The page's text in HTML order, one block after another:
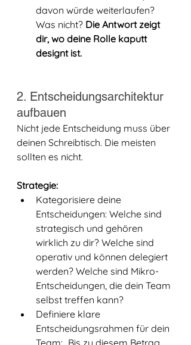
davon würde weiterlaufen?
Was nicht? Die Antwort zeigt
dir, wo deine Rolle kaputt
designt ist.
2. Entscheidungsarchitektur
aufbauen
Nicht jede Entscheidung muss über
deinen Schreibtisch. Die meisten
sollten es nicht.
Strategie:
Kategorisiere deine
Entscheidungen: Welche sind
strategisch und gehören
wirklich zu dir? Welche sind
operativ und können delegiert
werden? Welche sind Mikro-
Entscheidungen, die dein Team
selbst treffen kann?
Definiere klare
Entscheidungsrahmen für dein
Team: „Bis zu diesem Betrag